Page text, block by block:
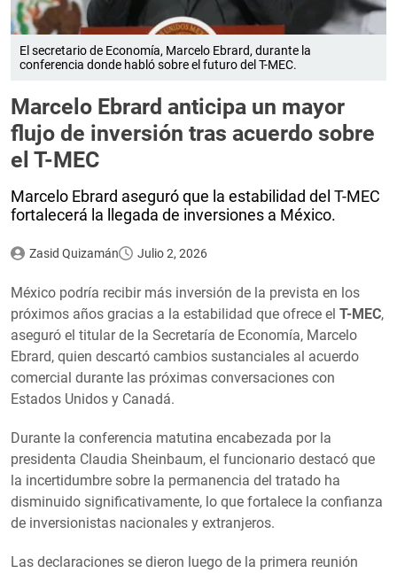
El secretario de Economía, Marcelo Ebrard, durante la
conferencia donde habló sobre el futuro del T-MEC.
Marcelo Ebrard anticipa un mayor
flujo de inversión tras acuerdo sobre
el T-MEC
Marcelo Ebrard aseguró que la estabilidad del T-MEC
fortalecerá la llegada de inversiones a México.
Zasid Quizamán Julio 2, 2026
México podría recibir más inversión de la prevista en los
próximos años gracias a la estabilidad que ofrece el T-MEC,
aseguró el titular de la Secretaría de Economía, Marcelo
Ebrard, quien descartó cambios sustanciales al acuerdo
comercial durante las próximas conversaciones con
Estados Unidos y Canadá.
Durante la conferencia matutina encabezada por la
presidenta Claudia Sheinbaum, el funcionario destacó que
la incertidumbre sobre la permanencia del tratado ha
disminuido significativamente, lo que fortalece la confianza
de inversionistas nacionales y extranjeros.
Las declaraciones se dieron luego de la primera reunión